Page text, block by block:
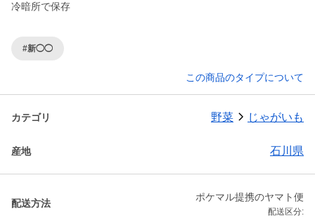
冷暗所で保存
#新◯◯
この商品のタイプについて
カテゴリ 野菜 じゃがいも
産地 石川県
配送方法
ポケマル提携のヤマト便
配送区分: